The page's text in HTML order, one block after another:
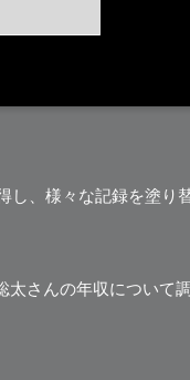
し、様々な記録を塗り
太さんの年収について